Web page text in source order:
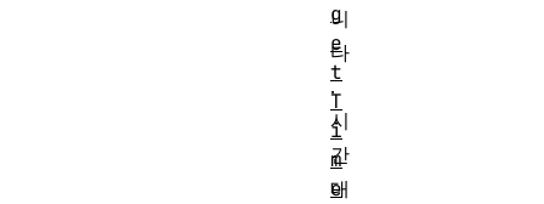
니
다
.
시
간
대
g
e
t
T
i
m
e